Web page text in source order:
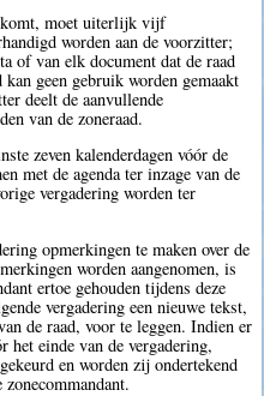
moet uiterlijk vijf
worden aan de voorzitter;
of van elk document dat de raad
geen gebruik worden gemaakt
deelt de aanvullende
van de zoneraad.
zeven kalenderdagen vóór de
met de agenda ter inzage van de
vergadering worden ter
opmerkingen te maken over de
worden aangenomen, is
ertoe gehouden tijdens deze
vergadering een nieuwe tekst,
de raad, voor te leggen. Indien er
het einde van de vergadering,
en worden zij ondertekend